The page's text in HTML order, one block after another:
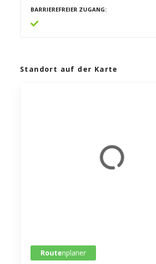
BARRIEREFREIER ZUGANG
Standort auf der Karte
Routenplaner